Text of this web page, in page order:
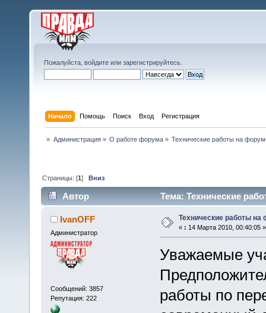
Пожалуйста, войдите или зарегистрируйтесь
Начало Помощь Поиск Вход Регистрация
» Администрация» О работе форума» Технические работы на
Страницы: [1]Вниз
Автор Тема: Технические
IvanOFF
Администратор
Сообщений: 3857
Репутация: 222
Технические работы на
« : 14 Марта 2010, 00:40:05 »
Уважаемые
работы по